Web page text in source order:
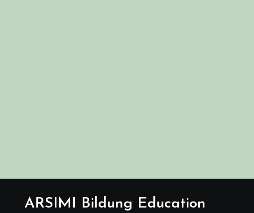
ARSIMI Bildung Education